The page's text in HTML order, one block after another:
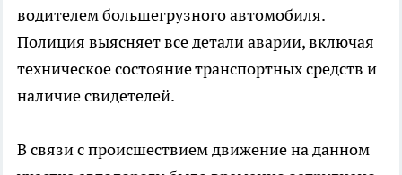
водителем большегрузного автомобиля.
Полиция выясняет все детали аварии, включая
техническое состояние транспортных средств и
наличие свидетелей.
В связи с происшествием движение на данном